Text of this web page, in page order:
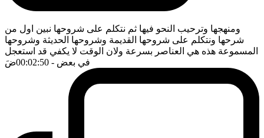
ومنهجها وترحيب النحو فيها ثم نتكلم على شروحها نبين اول من
شرحها ونتكلم على شروحها القديمة وشروحها الحديثة وشروحها
المسموعة هذه هي العناصر بسرعة ولان الوقت لا يكفي قد استعجل
في بعض - 00:02:50 ضَ